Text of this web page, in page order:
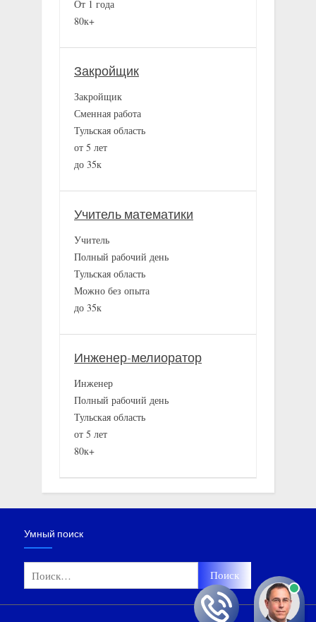
От 1 года
80к+
Закройщик
Закройщик
Сменная работа
Тульская область
от 5 лет
до 35к
Учитель математики
Учитель
Полный рабочий день
Тульская область
Можно без опыта
до 35к
Инженер-мелиоратор
Инженер
Полный рабочий день
Тульская область
от 5 лет
80к+
Умный поиск